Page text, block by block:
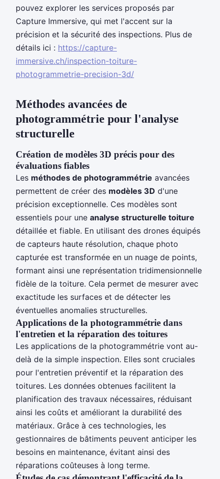
pouvez explorer les services proposés par
Capture Immersive, qui met l'accent sur la
précision et la sécurité des inspections. Plus de
détails ici : https://capture-
immersive.ch/inspection-toiture-
photogrammetrie-precision-3d/
Méthodes avancées de
photogrammétrie pour l'analyse
structurelle
Création de modèles 3D précis pour des
évaluations fiables
Les méthodes de photogrammétrie avancées
permettent de créer des modèles 3D d'une
précision exceptionnelle. Ces modèles sont
essentiels pour une analyse structurelle toiture
détaillée et fiable. En utilisant des drones équipés
de capteurs haute résolution, chaque photo
capturée est transformée en un nuage de points,
formant ainsi une représentation tridimensionnelle
fidèle de la toiture. Cela permet de mesurer avec
exactitude les surfaces et de détecter les
éventuelles anomalies structurelles.
Applications de la photogrammétrie dans
l'entretien et la réparation des toitures
Les applications de la photogrammétrie vont au-
delà de la simple inspection. Elles sont cruciales
pour l'entretien préventif et la réparation des
toitures. Les données obtenues facilitent la
planification des travaux nécessaires, réduisant
ainsi les coûts et améliorant la durabilité des
matériaux. Grâce à ces technologies, les
gestionnaires de bâtiments peuvent anticiper les
besoins en maintenance, évitant ainsi des
réparations coûteuses à long terme.